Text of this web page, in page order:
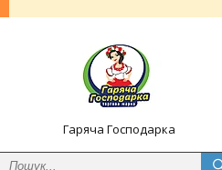
Гаряча Господарка